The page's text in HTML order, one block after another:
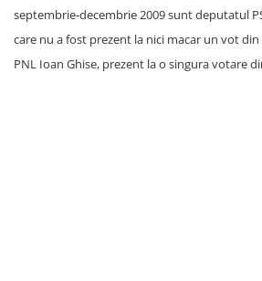
septembrie-decembrie 2009 sunt deputatul
care nu a fost prezent la nici macar un vot
PNL Ioan Ghise, prezent la o singura votare